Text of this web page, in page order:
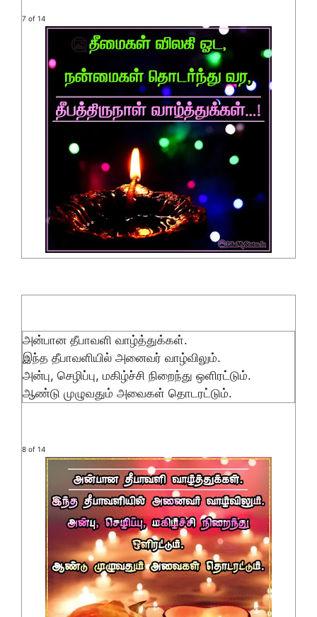
7 of 14
அன்பான தீபாவளி வாழ்த்துக்கள்.
இந்த தீபாவளியில் அனைவர் வாழ்விலும்.
அன்பு, செழிப்பு, மகிழ்ச்சி நிறைந்து ஒளிரட்டும்.
ஆண்டு முழுவதும் அவைகள் தொடரட்டும்.
8 of 14